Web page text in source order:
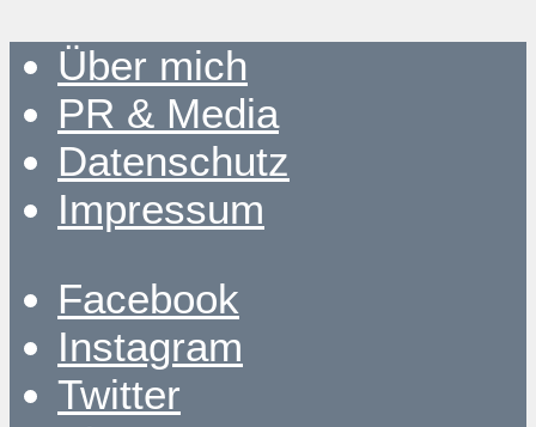
Über mich
PR & Media
Datenschutz
Impressum
Facebook
Instagram
Twitter